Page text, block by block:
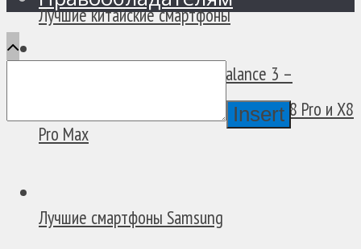
Лучшие китайские смартфоны
Лучшие смартфоны Samsung
Обзор смарт-часов Amazfit Balance 3 –
В России появились смартфоны POCO X8 Pro и X8
Pro Max
Insert